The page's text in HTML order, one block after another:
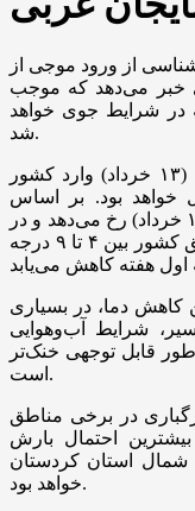
از ورود موجی از
خبر می‌دهد که موجب
در شرایط جوی خواهد
شد.
این سامانه کاهش دما که از روز سه‌شنبه (۱۳ خرداد) وارد کشور
(۱۶ خرداد) فعال خواهد بود. بر اساس
پیش‌بینی‌ها، اوج کاهش دما روز پنجشنبه (۱۵ خرداد) رخ می‌دهد و در
این مدت، میانگین دمای هوا در اغلب مناطق کشور بین ۴ تا ۹ درجه
کاهش دما، در بسیاری
شرایط آب‌وهوایی
قابل توجهی خنک‌تر
است.
در برخی مناطق
احتمال بارش
شمال استان کردستان
خواهد بود.